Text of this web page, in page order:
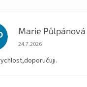
Marie Půlpánová
Hodnocení obchodu je
24.7.2026